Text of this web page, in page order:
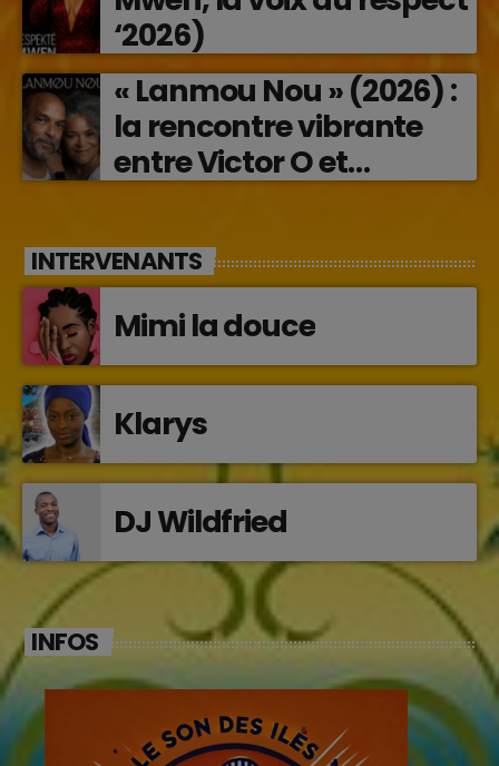
‘2026)
« Lanmou Nou » (2026) :
la rencontre vibrante
entre Victor O et
INTERVENANTS
Mimi la douce
Klarys
DJ Wildfried
INFOS